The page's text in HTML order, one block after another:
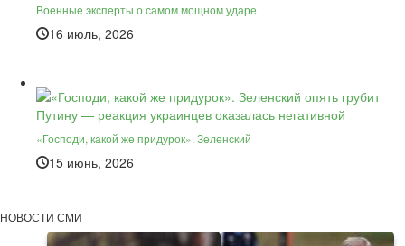
Военные эксперты о самом мощном ударе
16 июль, 2026
«Господи, какой же придурок». Зеленский
15 июнь, 2026
НОВОСТИ СМИ